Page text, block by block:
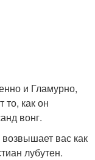
и Гламурно,
как он
вонг.
вас как
лубутен.